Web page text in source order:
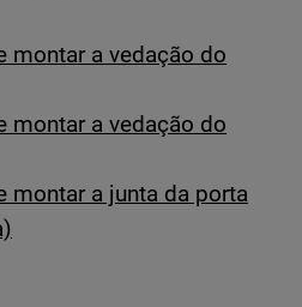
montar a vedação do
montar a vedação do
montar a junta da porta